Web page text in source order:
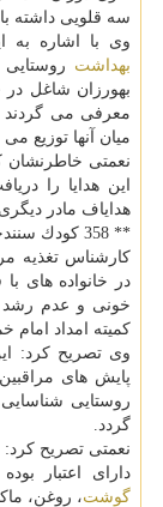
سه قلویی داشته
وی با اشاره به
بهداشت
بهورزان شاغل در
میان آنها توزیع می
این هدایا را
هدایاف مادر
** 358 كودك سنندجی بن كمك تغذیه ای دریافت كردند
كارشناس تغذیه
در خانواده های
خونی و عدم رشد
كمیته امداد امام
پایش های مراقبین
روستایی
گردد.
نعمتی تصریح
دارای اعتبار
گوشت، روغن،